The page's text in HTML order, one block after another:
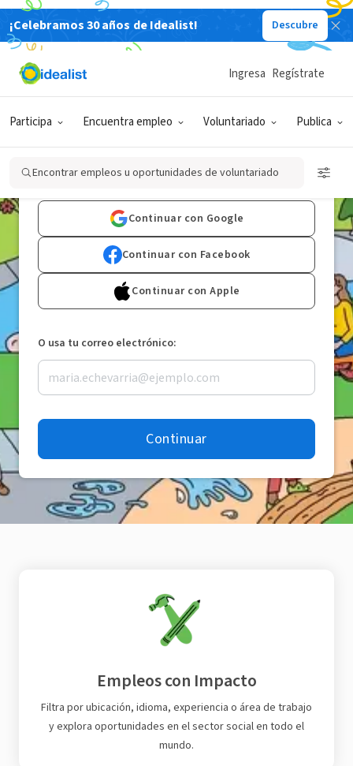
¡Celebramos 30 años de Idealist! Descubre
Participa Encuentra empleo Voluntariado Publica
Ingresa Regístrate
Encontrar empleos u oportunidades de voluntariado
Te damos la bienvenida a la
comunidad de impacto
social más grande del
mundo. ¡Únete!
Continuar con Google
Continuar con Facebook
Continuar con Apple
O usa tu correo electrónico:
Continuar
Empleos con Impacto
Filtra por ubicación, idioma, experiencia o área de trabajo
y explora oportunidades en el sector social en todo el
mundo.